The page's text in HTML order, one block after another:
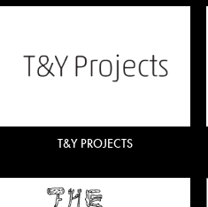
T&Y PROJECTS